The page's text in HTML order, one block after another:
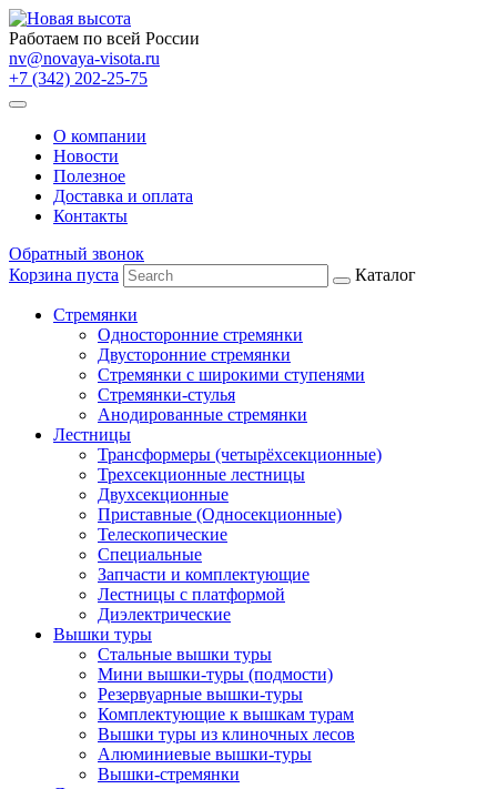
Работаем по всей России
nv@novaya-visota.ru
+7 (342) 202-25-75
О компании
Новости
Полезное
Доставка и оплата
Контакты
Обратный звонок
Корзина пуста
Каталог
Стремянки
Односторонние стремянки
Двусторонние стремянки
Стремянки с широкими ступенями
Стремянки-стулья
Анодированные стремянки
Лестницы
Трансформеры (четырёхсекционные)
Трехсекционные лестницы
Двухсекционные
Приставные (Односекционные)
Телескопические
Специальные
Запчасти и комплектующие
Лестницы с платформой
Диэлектрические
Вышки туры
Стальные вышки туры
Мини вышки-туры (подмости)
Резервуарные вышки-туры
Комплектующие к вышкам турам
Вышки туры из клиночных лесов
Алюминиевые вышки-туры
Вышки-стремянки